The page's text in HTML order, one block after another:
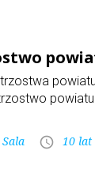
access_time 10 lat